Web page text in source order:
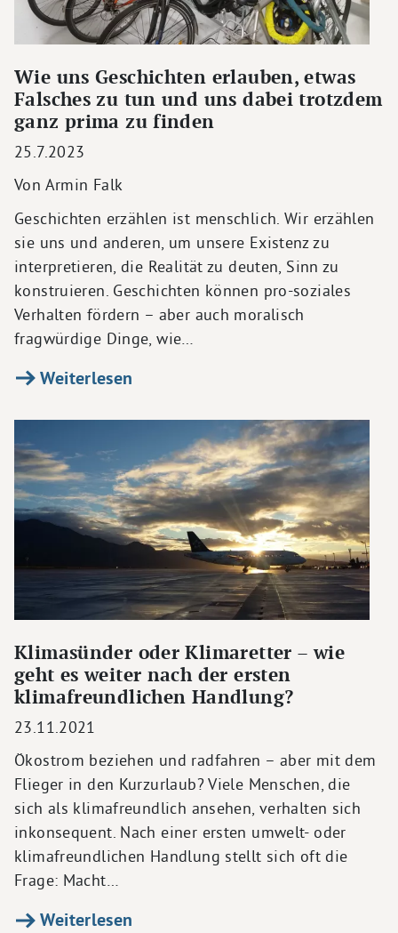
Wie uns Geschichten erlauben, etwas
Falsches zu tun und uns dabei trotzdem
ganz prima zu finden
25.7.2023
Von Armin Falk
Geschichten erzählen ist menschlich. Wir erzählen
sie uns und anderen, um unsere Existenz zu
interpretieren, die Realität zu deuten, Sinn zu
konstruieren. Geschichten können pro-soziales
Verhalten fördern – aber auch moralisch
fragwürdige Dinge, wie…
Weiterlesen
Klimasünder oder Klimaretter – wie
geht es weiter nach der ersten
klimafreundlichen Handlung?
23.11.2021
Ökostrom beziehen und radfahren – aber mit dem
Flieger in den Kurzurlaub? Viele Menschen, die
sich als klimafreundlich ansehen, verhalten sich
inkonsequent. Nach einer ersten umwelt- oder
klimafreundlichen Handlung stellt sich oft die
Frage: Macht…
Weiterlesen